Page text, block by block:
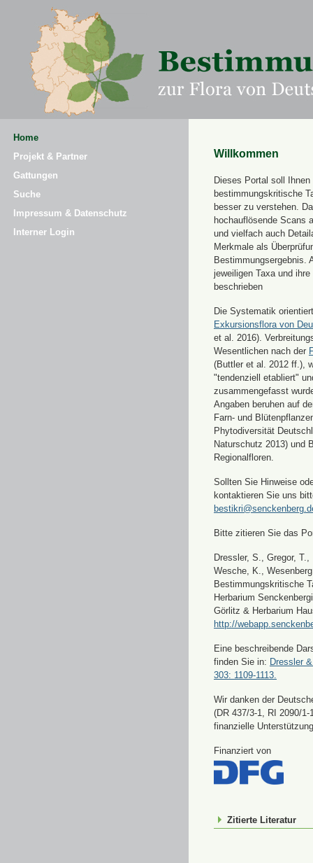
Home
Projekt & Partner
Gattungen
Suche
Impressum & Datenschutz
Interner Login
Willkommen
Dieses Portal soll Ihnen
bestimmungskritische
besser zu verstehen.
hochauflösende Scans
und vielfach auch
Merkmale als
Bestimmungsergebnis.
jeweiligen Taxa und
beschrieben
Die Systematik
Exkursionsflora von
et al. 2016).
Wesentlichen nach der
(Buttler et al. 2012 ff.),
"tendenziell etabliert"
zusammengefasst
Angaben beruhen auf
Farn- und
Phytodiversität
Naturschutz 2013) und
Regionalfloren.
Sollten Sie Hinweise
kontaktieren Sie uns
Bitte zitieren Sie das
Dressler, S., Gregor,
Wesche, K.,
Bestimmungskritische
Herbarium
Görlitz & Herbarium
http://
Eine beschreibende
finden Sie in: Dressler
303: 1109-1113.
Wir danken der
(DR 437/3-1, RI 2090/
finanzielle
Finanziert von
Zitierte Literatur